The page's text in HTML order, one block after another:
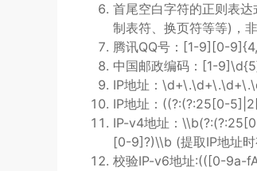
首尾空白字符的正则表
制表符、换页符等等)，
腾讯QQ号：[1-9][0-
中国邮政编码：[1-
IP地址：
IP地址：((?:(?:25[0-
IP-v4地址：
[0-9]?)\\b (提取IP地址时
校验IP-v6地址:(([0-9a-